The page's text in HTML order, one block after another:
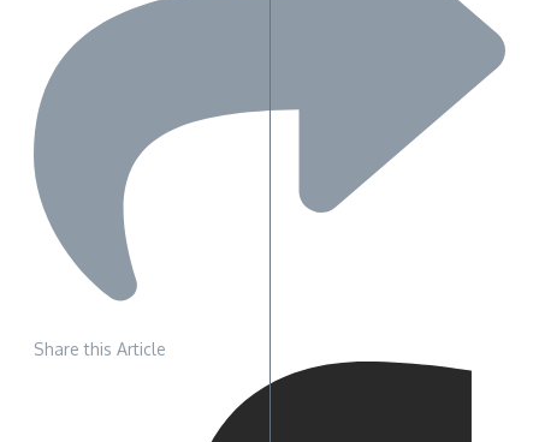
Share this Article